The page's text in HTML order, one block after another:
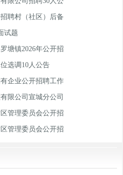
聘村（社区）后备
试题
塘镇2026年公开招
选调10人公告
企业公开招聘工作
限公司宣城分公司
管理委员会公开招
管理委员会公开招